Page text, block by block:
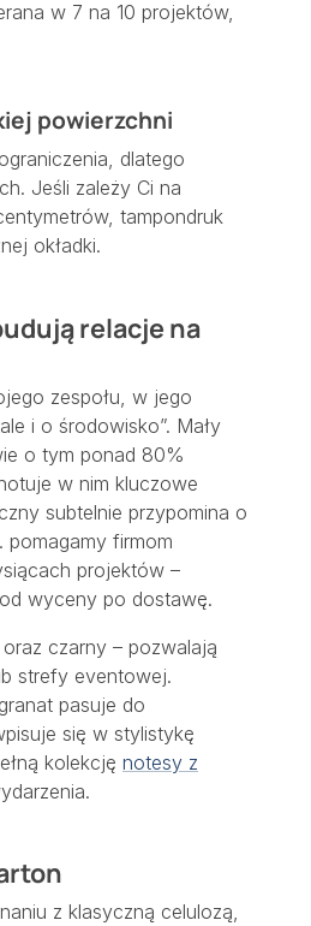
w 7 na 10 projektów,
powierzchni
dlatego
Jeśli zależy Ci na
tampondruk
okładki.
relacje na
zespołu, w jego
i o środowisko”. Mały
o tym ponad 80%
w nim kluczowe
subtelnie przypomina o
pomagamy firmom
projektów –
wyceny po dostawę.
czarny – pozwalają
strefy eventowej.
pasuje do
się w stylistykę
kolekcję notesy z
z klasyczną celulozą,